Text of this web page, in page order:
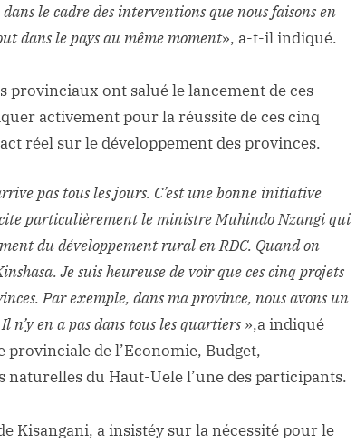
le cadre des interventions que nous faisons en
dans le pays au même moment», a-t-il indiqué.
provinciaux ont salué le lancement de ces
activement pour la réussite de ces cinq
réel sur le développement des provinces.
pas tous les jours. C’est une bonne initiative
particulièrement le ministre Muhindo Nzangi qui
du développement rural en RDC. Quand on
Je suis heureuse de voir que ces cinq projets
Par exemple, dans ma province, nous avons un
n’y en a pas dans tous les quartiers »,a indiqué
de l’Economie, Budget,
naturelles du Haut-Uele l’une des participants.
Kisangani, a insistéy sur la nécessité pour le